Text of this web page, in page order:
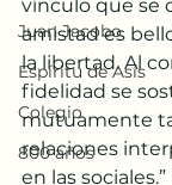
Juan Jacobo
Espíritu de Asís
Colegio
800 años
vínculo que se
amistad es
la libertad. Al
fidelidad se
mutuamente
relaciones
en las sociales.”